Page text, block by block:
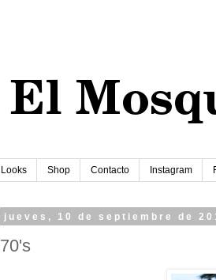
Looks Shop Contacto Instagram
jueves, 10 de septiembre de
70's